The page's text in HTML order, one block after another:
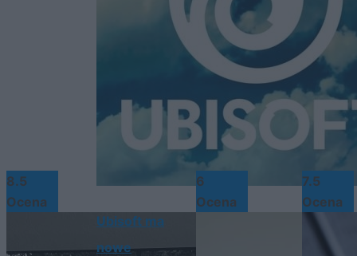
8.5
Ocena
Ubisoft ma
nowe
6
Ocena
7.5
Ocena